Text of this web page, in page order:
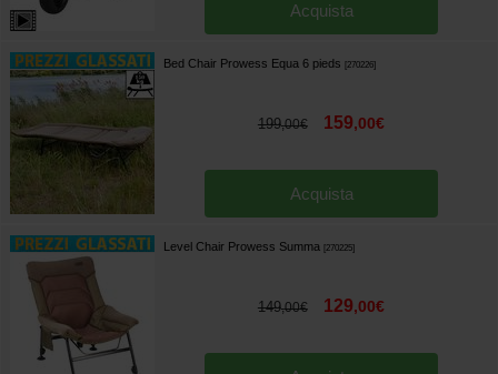
Acquista
Bed Chair Prowess Equa 6 pieds 270226]
199,00€ 159,00€
Acquista
Level Chair Prowess Summa 270225]
149,00€ 129,00€